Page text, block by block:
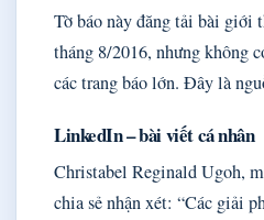
Tờ báo này đăng tải bài giới
tháng 8/2016, nhưng không
các trang báo lớn. Đây là
LinkedIn – bài viết cá nhân
Christabel Reginald Ugoh,
chia sẻ nhận xét: “Các giải